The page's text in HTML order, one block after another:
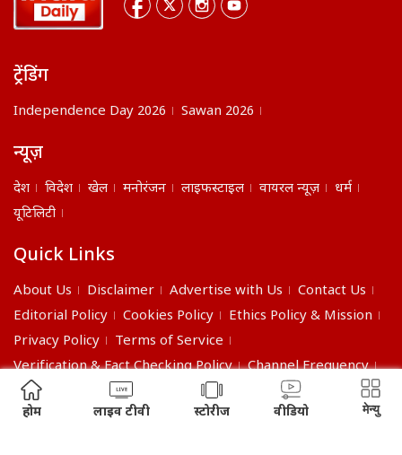
ट्रेंडिंग
Independence Day 2026 Sawan 2026
न्यूज़
देश विदेश खेल मनोरंजन लाइफस्टाइल वायरल न्यूज़
धर्म
यूटिलिटी
Quick Links
About Us Disclaimer Advertise with Us
Contact Us
Editorial Policy
Cookies Policy
Ethics Policy & Mission
Privacy Policy
Terms of Service
Verification & Fact Checking Policy
Channel Frequency
©2026 India Daily. All right reserved.
होम लाइव टीवी स्टोरीज वीडियो मेन्यु